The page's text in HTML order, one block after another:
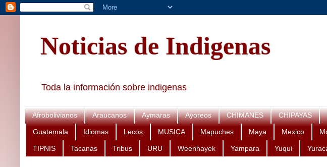
Noticias de Indigenas
Toda la información sobre indigenas
Afrobolivianos Araucanos Aymaras Ayoreos CHIMANES CHIPAYAS
Guatemala Idiomas Lecos MUSICA Mapuches Maya Mexico
TIPNIS Tacanas Tribus URU Weenhayek Yampara Yuqui